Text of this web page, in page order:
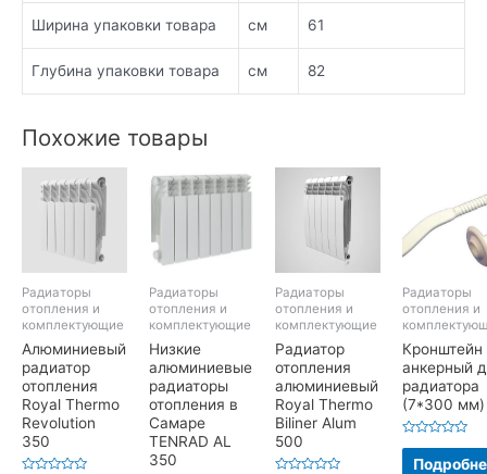
Ширина упаковки товара см 61
Глубина упаковки товара см 82
Похожие товары
Радиаторы
отопления и
комплектующие
Алюминиевый
радиатор
отопления
Royal Thermo
Revolution
350
Радиаторы
отопления и
комплектующие
Низкие
алюминиевые
радиаторы
отопления в
Самаре
TENRAD AL
350
Радиаторы
отопления и
комплектующие
Радиатор
отопления
алюминиевый
Royal Thermo
Biliner Alum
500
Радиаторы
отопления и
Кронштейн
анкерный
радиатора
(7*300 мм)
Оценка